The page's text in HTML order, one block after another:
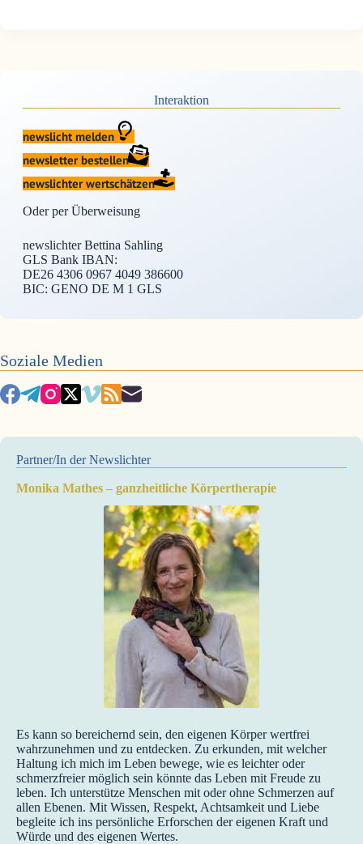
Interaktion
newslicht melden
newsletter bestellen
newslichter wertschätzen
Oder per Überweisung
newslichter Bettina Sahling
GLS Bank IBAN:
DE26 4306 0967 4049 386600
BIC: GENO DE M 1 GLS
Soziale Medien
Partner/In der Newslichter
Monika Mathes – ganzheitliche Körpertherapie
Es kann so bereichernd sein, den eigenen Körper wertfrei
wahrzunehmen und zu entdecken. Zu erkunden, mit welcher
Haltung ich mich im Leben bewege, wie es leichter oder
schmerzfreier möglich sein könnte das Leben mit Freude zu
leben. Ich unterstütze Menschen mit oder ohne Schmerzen auf
allen Ebenen. Mit Wissen, Respekt, Achtsamkeit und Liebe
begleite ich ins persönliche Erforschen der eigenen Kraft und
Würde und des eigenen Wertes.